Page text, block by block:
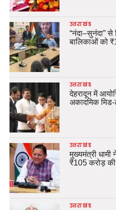
उत्तराखंड
“नंदा–सुनंदा”
बालिकाओं को
उत्तराखंड
देहरादून में
अकादमिक
उत्तराखंड
मुख्यमंत्री धामी
₹105 करोड़ की
उत्तराखंड